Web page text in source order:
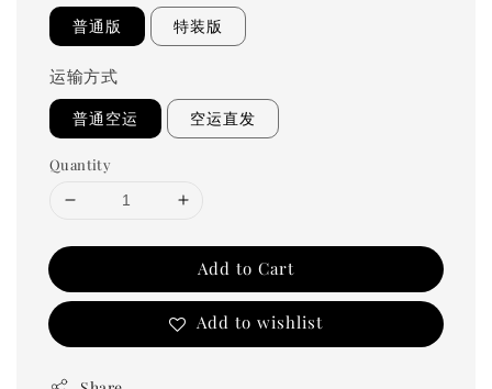
普通版 特装版
运输方式
普通空运 空运直发
Quantity
Add to Cart
Add to wishlist